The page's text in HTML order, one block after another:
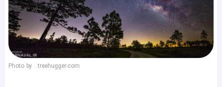
Photo by : treehugger.com